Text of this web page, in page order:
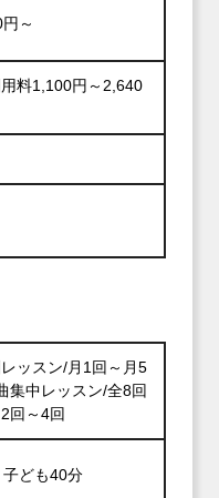
～
料1,100円～2,640
ッスン/月1回～月5
集中レッスン/全8回
回～4回
ども40分